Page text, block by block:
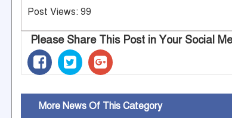
Post Views: 99
Please Share This Post in Your Social
More News Of This Category